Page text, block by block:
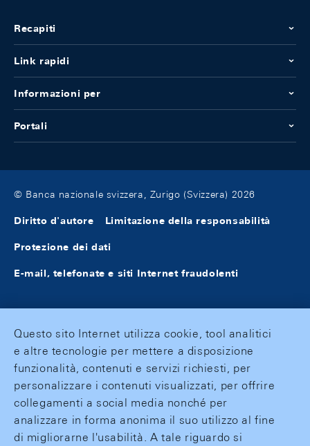
Recapiti
Link rapidi
Informazioni per
Portali
© Banca nazionale svizzera, Zurigo (Svizzera) 2026
Diritto d'autore Limitazione della responsabilità
Protezione dei dati
E-mail, telefonate e siti Internet fraudolenti
Questo sito Internet utilizza cookie, tool analitici
e altre tecnologie per mettere a disposizione
funzionalità, contenuti e servizi richiesti, per
personalizzare i contenuti visualizzati, per offrire
collegamenti a social media nonché per
analizzare in forma anonima il suo utilizzo al fine
di migliorarne l'usabilità. A tale riguardo si